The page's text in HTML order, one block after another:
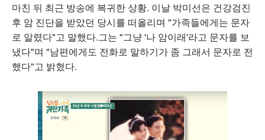
마친 뒤 최근 방송에 복귀한 상황. 이날 박미선은 건강검진
후 암 진단을 받았던 당시를 떠올리며 "가족들에게는 문자
로 알렸다"고 말했다.그는 "그냥 '나 암이래'라고 문자를 보
냈다"며 "남편에게도 전화로 말하기가 좀 그래서 문자로 전
했다"고 밝혔다.